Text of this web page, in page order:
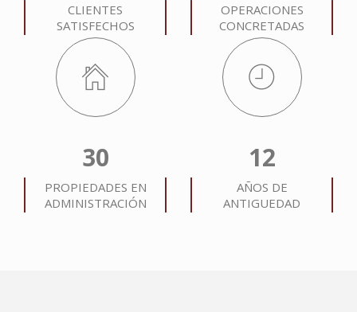
CLIENTES
SATISFECHOS
OPERACIONES
CONCRETADAS
30
PROPIEDADES EN
ADMINISTRACIÓN
12
AÑOS DE
ANTIGUEDAD